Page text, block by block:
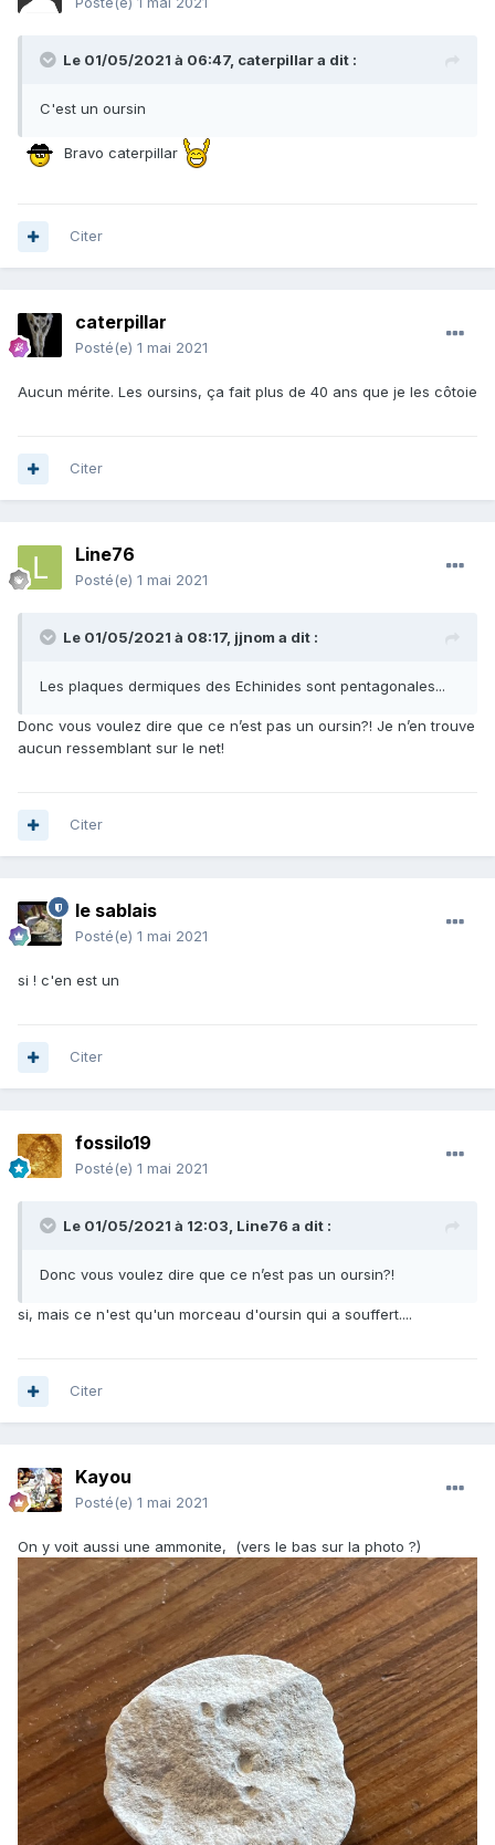
Le 01/05/2021 à 06:47, caterpillara dit :
C'est un oursin
Bravo caterpillar
Citer
caterpillar
Posté(e) 1 mai 2021
Aucun mérite. Les oursins, ça fait plus de 40 ans que je les côtoie
Citer
Line76
Posté(e) 1 mai 2021
Le 01/05/2021 à 08:17, jjnom a dit :
Les plaques dermiques des Echinides sont pentagonales...
Donc vous voulez dire que ce n’est pas un oursin?! Je n’en trouve
aucun ressemblant sur le net!
Citer
le sablais
Posté(e) 1 mai 2021
si ! c'en est un
Citer
fossilo19
Posté(e) 1 mai 2021
Le 01/05/2021 à 12:03, Line76 a dit :
Donc vous voulez dire que ce n’est pas un oursin?!
si, mais ce n'est qu'un morceau d'oursin qui a souffert....
Citer
Kayou
Posté(e) 1 mai 2021
On y voit aussi une ammonite, (vers le bas sur la photo ?)